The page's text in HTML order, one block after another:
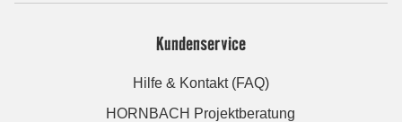
Kundenservice
Hilfe & Kontakt (FAQ)
HORNBACH Projektberatung